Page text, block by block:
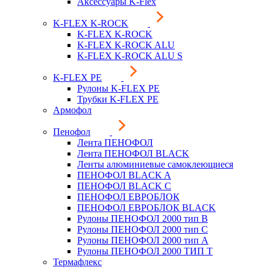
K-FLEX K-ROCK
K-FLEX K-ROCK
K-FLEX K-ROCK ALU
K-FLEX K-ROCK ALU S
K-FLEX PE
Рулоны K-FLEX PE
Трубки K-FLEX PE
Армофол
Пенофол
Лента ПЕНОФОЛ
Лента ПЕНОФОЛ BLACK
Ленты алюминиевые самоклеющиеся
ПЕНОФОЛ BLACK A
ПЕНОФОЛ BLACK С
ПЕНОФОЛ ЕВРОБЛОК
ПЕНОФОЛ ЕВРОБЛОК BLACK
Рулоны ПЕНОФОЛ 2000 тип B
Рулоны ПЕНОФОЛ 2000 тип C
Рулоны ПЕНОФОЛ 2000 тип А
Рулоны ПЕНОФОЛ 2000 ТИП Т
Термафлекс